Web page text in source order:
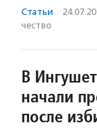
Статьи ·
чест­во
В
начали
после